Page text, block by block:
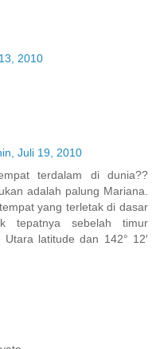
2010
Juli 19, 2010
terdalam di dunia??
adalah palung Mariana.
yang terletak di dasar
tepatnya sebelah timur
latitude dan 142° 12′